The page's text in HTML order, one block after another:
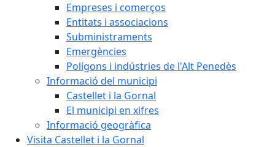
Empreses i comerços
Entitats i associacions
Subministraments
Emergències
Polígons i indústries de l'Alt Penedès
Informació del municipi
Castellet i la Gornal
El municipi en xifres
Informació geogràfica
Visita Castellet i la Gornal